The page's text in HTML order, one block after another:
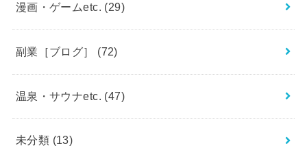
漫画・ゲームetc. (29)
副業［ブログ］ (72)
温泉・サウナetc. (47)
未分類 (13)